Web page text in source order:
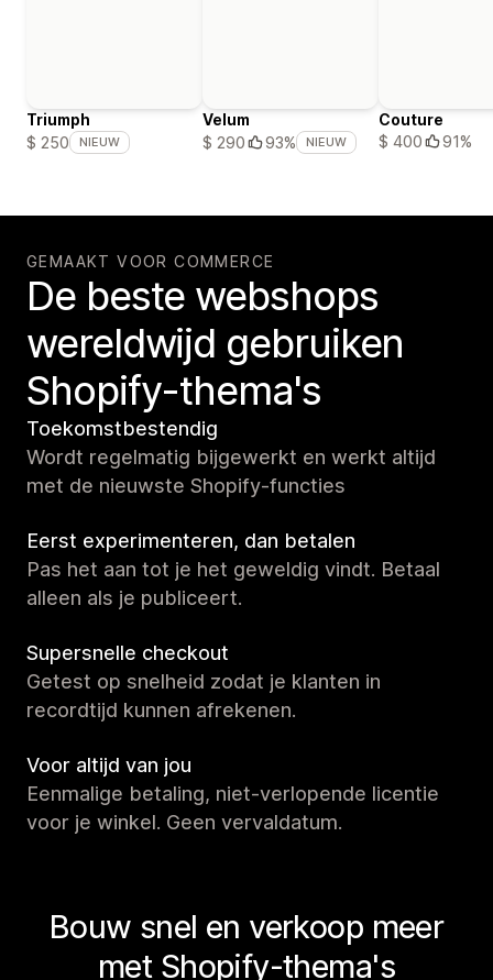
Triumph
$ 250
NIEUW
Velum
$ 290
93% NIEUW
Couture
$ 400
91%
GEMAAKT VOOR COMMERCE
De beste webshops
wereldwijd gebruiken
Shopify-thema's
Toekomstbestendig
Wordt regelmatig bijgewerkt en werkt altijd
met de nieuwste Shopify-functies
Eerst experimenteren, dan betalen
Pas het aan tot je het geweldig vindt. Betaal
alleen als je publiceert.
Supersnelle checkout
Getest op snelheid zodat je klanten in
recordtijd kunnen afrekenen.
Voor altijd van jou
Eenmalige betaling, niet-verlopende licentie
voor je winkel. Geen vervaldatum.
Bouw snel en verkoop meer
met Shopify-thema's